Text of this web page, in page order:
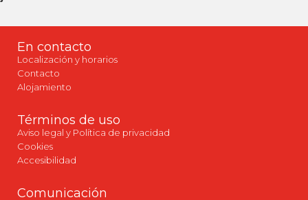
En contacto
Localización y horarios
Contacto
Alojamiento
Términos de uso
Aviso legal y Política de privacidad
Cookies
Accesibilidad
Comunicación